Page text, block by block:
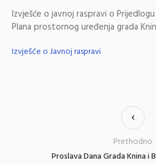
Izvješće o javnoj raspravi o
Plana prostornog uređenja grada
Izvješće o Javnoj raspravi
Proslava Dana Grada Knina i
Prethodno